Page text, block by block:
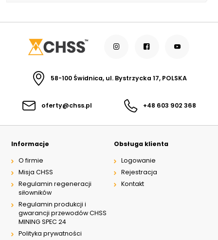
58-100 Świdnica, ul. Bystrzycka 17, POLSKA
oferty@chss.pl +48 603 902 368
Informacje
O firmie
Misja CHSS
Regulamin regeneracji
siłowników
Regulamin produkcji i
gwarancji przewodów CHSS
MINING SPEC 24
Polityka prywatności
Obsługa klienta
Logowanie
Rejestracja
Kontakt